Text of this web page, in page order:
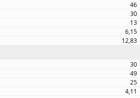
46
30
13
6,15
12,83
30
49
25
4,11